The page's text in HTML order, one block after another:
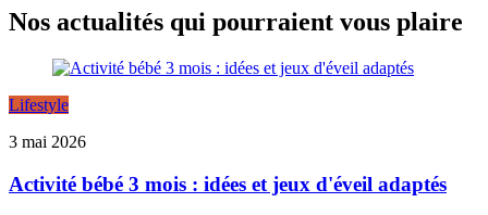
Nos actualités qui pourraient vous plaire
Lifestyle
3 mai 2026
Activité bébé 3 mois : idées et jeux d'éveil adaptés